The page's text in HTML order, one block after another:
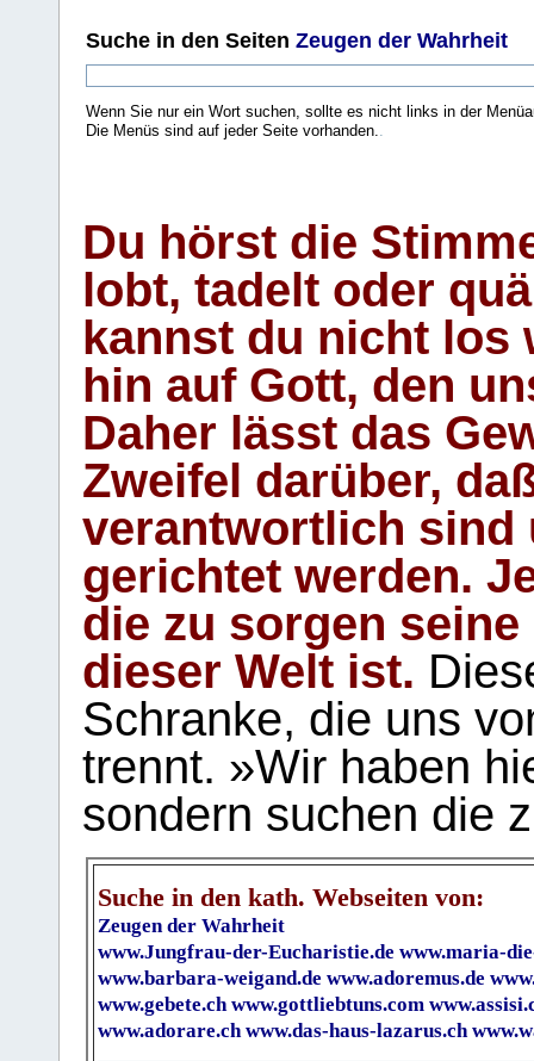
Suche in den Seiten Zeugen der Wahrheit
Wenn Sie nur ein Wort suchen, sollte es nicht links in der
Die Menüs sind auf jeder Seite vorhanden..
Du hörst die
lobt, tadelt oder
kannst du nicht los
hin auf Gott, den
Daher lässt das
Zweifel darüber,
verantwortlich sind
gerichtet werden.
die zu sorgen
dieser Welt ist.
Schranke, die uns
trennt. »Wir haben
sondern suchen die
Suche in den kath. Webseiten von:
Zeugen der Wahrheit
www.Jungfrau-der-Eucharistie.de www.maria-
www.barbara-weigand.de www.adoremus.de
www.gebete.ch www.gottliebtuns.com
www.adorare.ch www.das-haus-lazarus.ch